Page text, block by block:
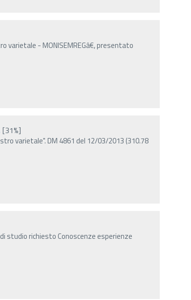
- MONISEMREGâ€, presentato
[31%]
varietale". DM 4861 del 12/03/2013 (310.78
studio richiesto Conoscenze esperienze